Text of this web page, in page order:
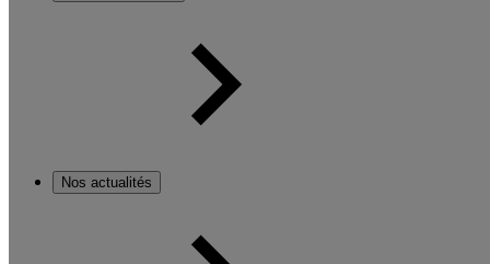
Nos actualités